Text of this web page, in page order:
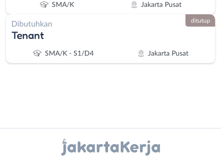
SMA/K Jakarta Pusat
Dibutuhkan
Tenant
SMA/K - S1/D4 Jakarta Pusat
ditutup
X - Twitter Telegram
Kanal Lainnya..